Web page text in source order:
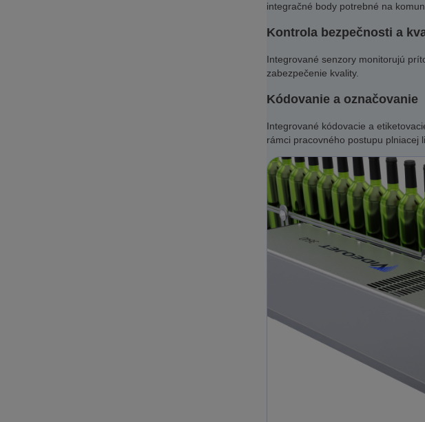
integračné body potrebné na
Kontrola bezpečnosti a
Integrované senzory monitorujú
zabezpečenie kvality.
Kódovanie a označovanie
Integrované kódovacie a
rámci pracovného postupu plniacej